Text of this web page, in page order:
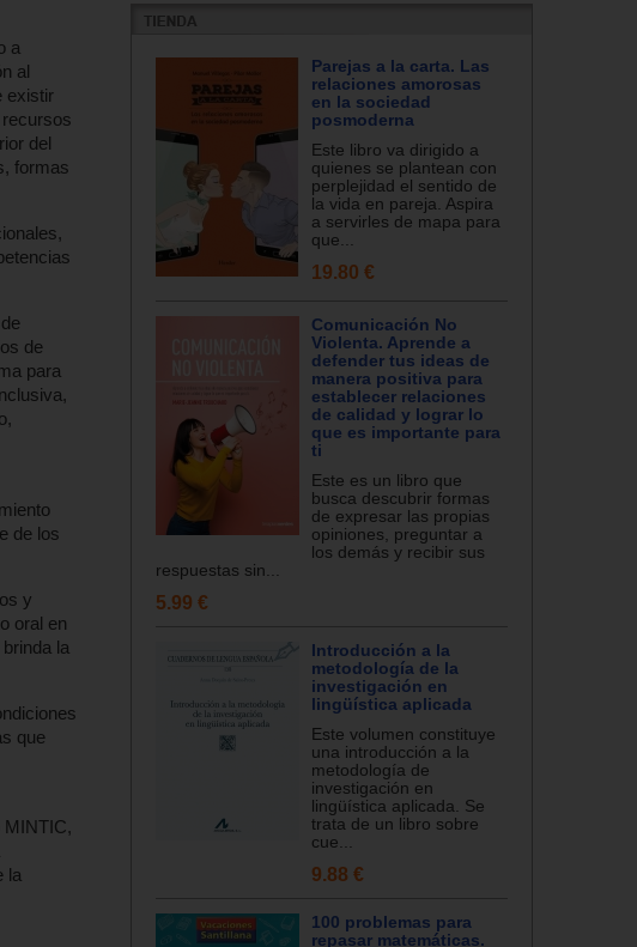
a
al
existir
del
formas
de
para
de los
y
oral en
la
que
MINTIC,
la
Parejas a la carta. Las
relaciones amorosas
en la sociedad
posmoderna
Este libro va dirigido a
quienes se plantean con
perplejidad el sentido de
la vida en pareja. Aspira
a servirles de mapa para
que...
19.80 €
Comunicación No
Violenta. Aprende a
defender tus ideas de
manera positiva para
establecer relaciones
de calidad y lograr lo
que es importante para
ti
Este es un libro que
busca descubrir formas
de expresar las propias
opiniones, preguntar a
los demás y recibir sus
respuestas sin...
5.99 €
Introducción a la
metodología de la
investigación en
lingüística aplicada
Este volumen constituye
una introducción a la
metodología de
investigación en
lingüística aplicada. Se
trata de un libro sobre
cue...
9.88 €
100 problemas para
repasar matemáticas.